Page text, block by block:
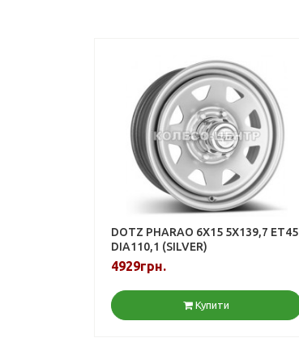
DOTZ PHARAO 6X15 5X139,7 ET45
DIA110,1 (SILVER)
4929грн.
Купити